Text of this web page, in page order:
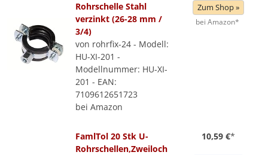
Rohrschelle Stahl
verzinkt (26-28 mm /
3/4)
von rohrfix-24 - Modell:
HU-XI-201 -
Modellnummer: HU-XI-
201 - EAN:
7109612651723
bei Amazon
Zum Shop »
bei Amazon*
FamlTol 20 Stk U-
Rohrschellen,Zweiloch
10,59 €*